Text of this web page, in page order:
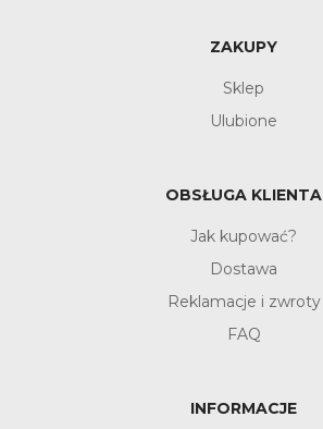
ZAKUPY
Sklep
Ulubione
OBSŁUGA KLIENTA
Jak kupować?
Dostawa
Reklamacje i zwroty
FAQ
INFORMACJE